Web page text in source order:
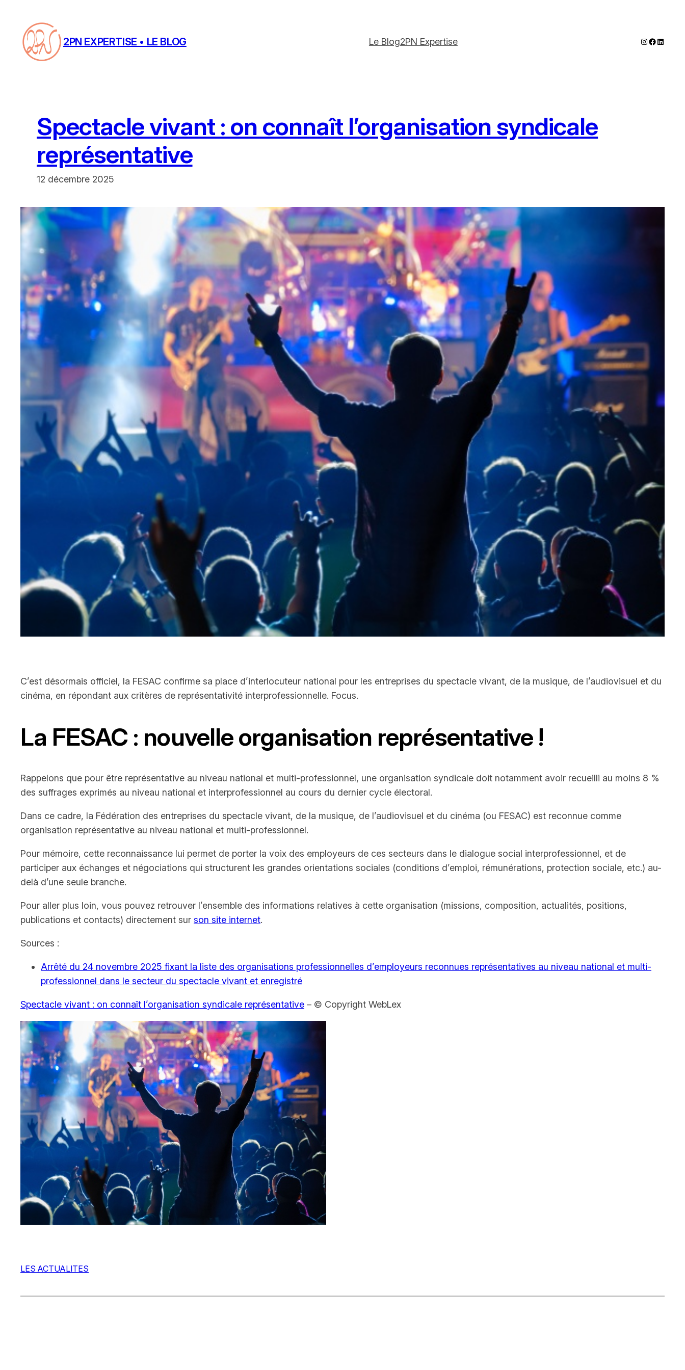
contenu
2PN EXPERTISE • LE BLOG Le Blog2PN Expertise Instagram
Spectacle vivant : on connaît l’organisation syndicale
représentative
12 décembre 2025
C’est désormais officiel, la FESAC confirme sa place d’interlocuteur national pour les entreprises du spectacle vivant, de la musique, de l’audiovisuel et du
cinéma, en répondant aux critères de représentativité interprofessionnelle. Focus.
La FESAC : nouvelle organisation représentative !
Rappelons que pour être représentative au niveau national et multi-professionnel, une organisation syndicale doit notamment avoir recueilli au moins 8 %
des suffrages exprimés au niveau national et interprofessionnel au cours du dernier cycle électoral.
Dans ce cadre, la Fédération des entreprises du spectacle vivant, de la musique, de l’audiovisuel et du cinéma (ou FESAC) est reconnue comme
organisation représentative au niveau national et multi-professionnel.
Pour mémoire, cette reconnaissance lui permet de porter la voix des employeurs de ces secteurs dans le dialogue social interprofessionnel, et de
participer aux échanges et négociations qui structurent les grandes orientations sociales (conditions d’emploi, rémunérations, protection sociale, etc.) au-
delà d’une seule branche.
Pour aller plus loin, vous pouvez retrouver l’ensemble des informations relatives à cette organisation (missions, composition, actualités, positions,
publications et contacts) directement sur son site internet.
Sources :
Arrêté du 24 novembre 2025 fixant la liste des organisations professionnelles d’employeurs reconnues représentatives au niveau national et multi-
professionnel dans le secteur du spectacle vivant et enregistré
Spectacle vivant : on connaît l’organisation syndicale représentative – © Copyright WebLex
LES ACTUALITES